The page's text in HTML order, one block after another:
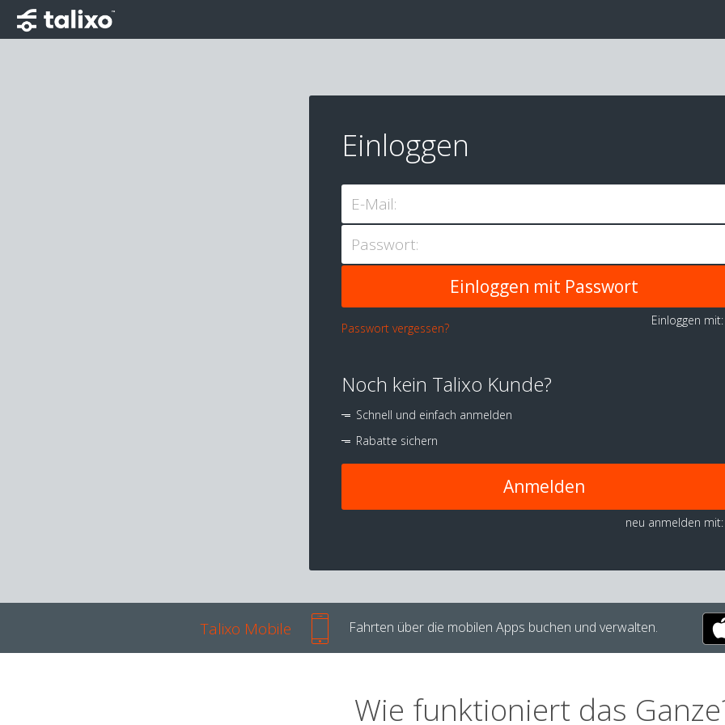
Einloggen
E-Mail:
Passwort:
Passwort vergessen?
Einloggen
Noch kein Talixo Kunde?
Schnell und einfach anmelden
Rabatte sichern
Anmelden
neu anmelden mit:
Talixo Mobile Fahrten über die mobilen Apps buchen und verwalten.
Wie funktioniert das